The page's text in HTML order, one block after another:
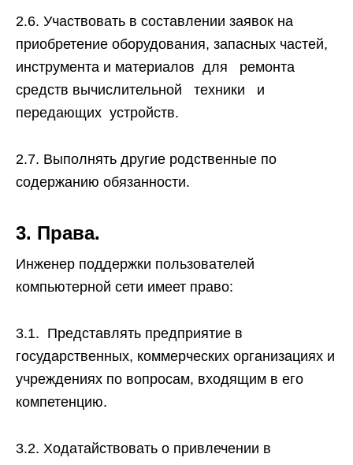
2.6. Участвовать в составлении заявок на
приобретение оборудования, запасных частей,
инструмента и материалов для ремонта
средств вычислительной техники и
передающих устройств.
2.7. Выполнять другие родственные по
содержанию обязанности.
3. Права.
Инженер поддержки пользователей
компьютерной сети имеет право:
3.1. Представлять предприятие в
государственных, коммерческих организациях и
учреждениях по вопросам, входящим в его
компетенцию.
3.2. Ходатайствовать о привлечении в